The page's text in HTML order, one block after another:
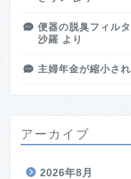
便器の脱臭フィル
沙羅 より
主婦年金が縮小さ
アーカイブ
2026年8月